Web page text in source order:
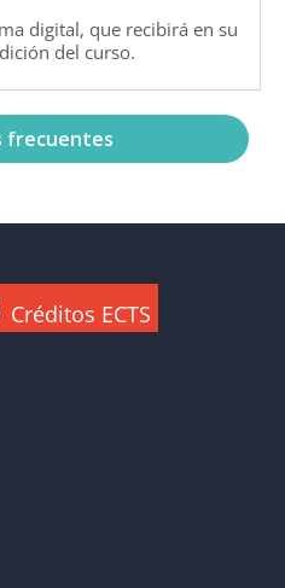
digital, que recibirá en su
del curso.
frecuentes
Créditos ECTS